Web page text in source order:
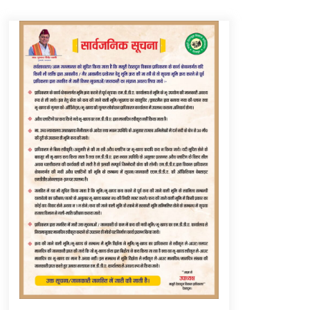
Thought Of The Day 6 September
September 6, 2023
Thought Of The Day 16 May
May 16, 2022
Thought Of The Day 12 May
May 12, 2022
Thought Of The Day 9 May
May 9, 2022